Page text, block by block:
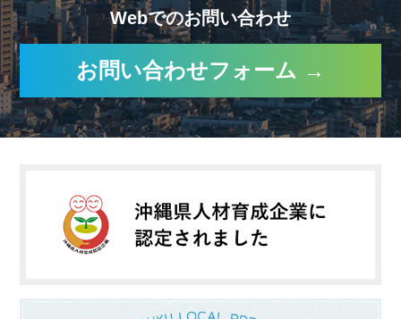
Webでのお問い合わせ
お問い合わせフォーム →